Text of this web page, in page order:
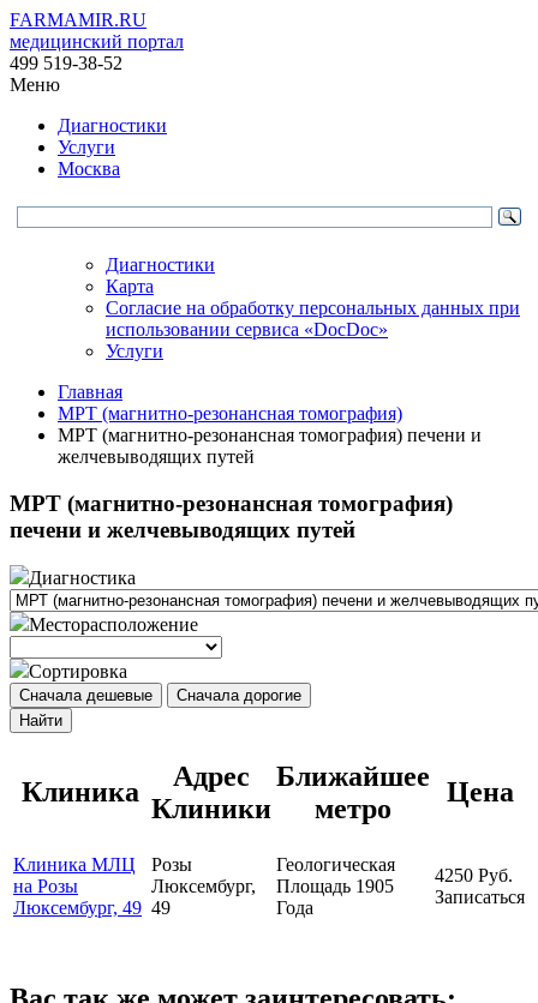
FARMAMIR.RU
медицинский портал
499 519-38-52
Меню
Диагностики
Услуги
Москва
Диагностики
Карта
Согласие на обработку персональных данных при
использовании сервиса «DocDoc»
Услуги
Главная
МРТ (магнитно-резонансная томография)
МРТ (магнитно-резонансная томография) печени и
желчевыводящих путей
МРТ (магнитно-резонансная томография)
печени и желчевыводящих путей
Диагностика
Месторасположение
Сортировка
Сначала дешевые
Сначала дорогие
Найти
Клиника
Адрес
Клиники
Ближайшее
метро
Цена
Клиника МЛЦ
на Розы
Люксембург, 49
Розы
Люксембург,
49
Геологическая
Площадь 1905
Года
4250 Руб.
Записаться